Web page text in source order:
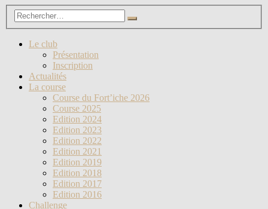
Le club
Présentation
Inscription
Actualités
La course
Course du Fort’iche 2026
Course 2025
Edition 2024
Edition 2023
Edition 2022
Edition 2021
Edition 2019
Edition 2018
Edition 2017
Edition 2016
Challenge